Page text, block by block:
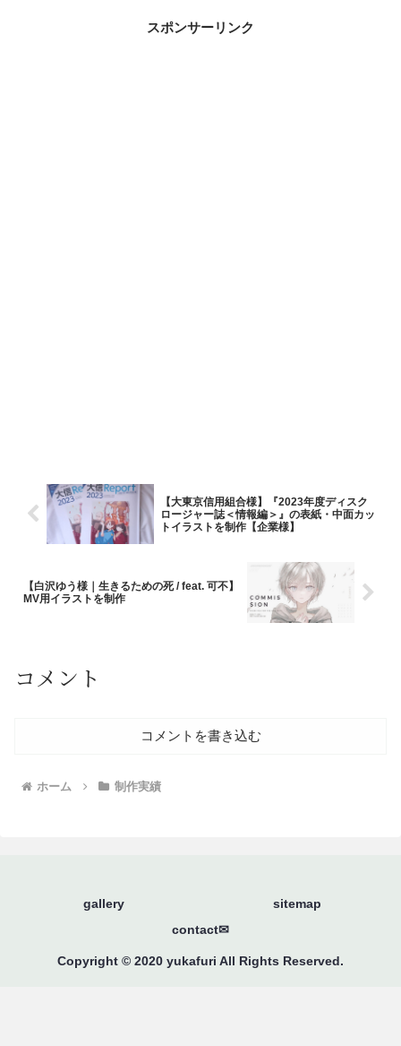
スポンサーリンク
【大東京信用組合様】『2023年度ディスク
ロージャー誌＜情報編＞』の表紙・中面カッ
トイラストを制作【企業様】
【白沢ゆう様｜生きるための死 / feat. 可不】
MV用イラストを制作
コメント
コメントを書き込む
ホーム 制作実績
gallery
sitemap
contact✉
Copyright © 2020 yukafuri All Rights Reserved.